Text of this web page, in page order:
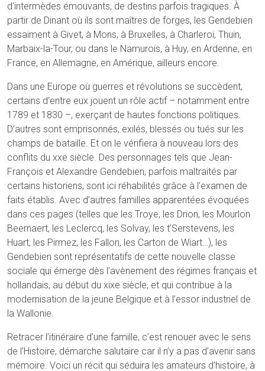
d’intermèdes émouvants, de destins parfois tragiques. À
partir de Dinant où ils sont maîtres de forges, les Gendebien
essaiment à Givet, à Mons, à Bruxelles, à Charleroi, Thuin,
Marbaix-la-Tour, ou dans le Namurois, à Huy, en Ardenne, en
France, en Allemagne, en Amérique, ailleurs encore.
Dans une Europe où guerres et révolutions se succèdent,
certains d’entre eux jouent un rôle actif – notamment entre
1789 et 1830 –, exerçant de hautes fonctions politiques.
D’autres sont emprisonnés, exilés, blessés ou tués sur les
champs de bataille. Et on le vérifiera à nouveau lors des
conflits du xxe siècle. Des personnages tels que Jean-
François et Alexandre Gendebien, parfois maltraités par
certains historiens, sont ici réhabilités grâce à l’examen de
faits établis. Avec d’autres familles apparentées évoquées
dans ces pages (telles que les Troye, les Drion, les Mourlon
Beernaert, les Leclercq, les Solvay, les t’Serstevens, les
Huart, les Pirmez, les Fallon, les Carton de Wiart…), les
Gendebien sont représentatifs de cette nouvelle classe
sociale qui émerge dès l’avènement des régimes français et
hollandais, au début du xixe siècle, et qui contribue à la
modernisation de la jeune Belgique et à l’essor industriel de
la Wallonie.
Retracer l’itinéraire d’une famille, c’est renouer avec le sens
de l’Histoire, démarche salutaire car il n’y a pas d’avenir sans
mémoire. Voici un récit qui séduira les amateurs d’histoire, à